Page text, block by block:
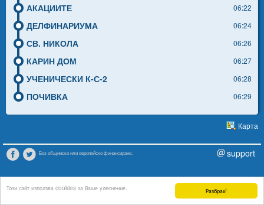
Разбрах!
Този сайт използва cookies за Ваше улеснение.
АКАЦИИТЕ 06:22
ДЕЛФИНАРИУМА 06:24
СВ. НИКОЛА 06:26
КАРИН ДОМ 06:27
УЧЕНИЧЕСКИ К-С-2 06:28
ПОЧИВКА 06:29
Карта
Без общинско или европейско финансиране. support